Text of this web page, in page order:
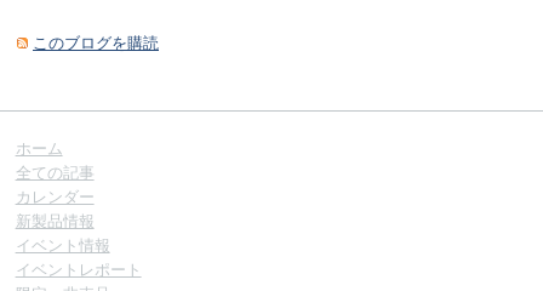
このブログを購読
ホーム
全ての記事
カレンダー
新製品情報
イベント情報
イベントレポート